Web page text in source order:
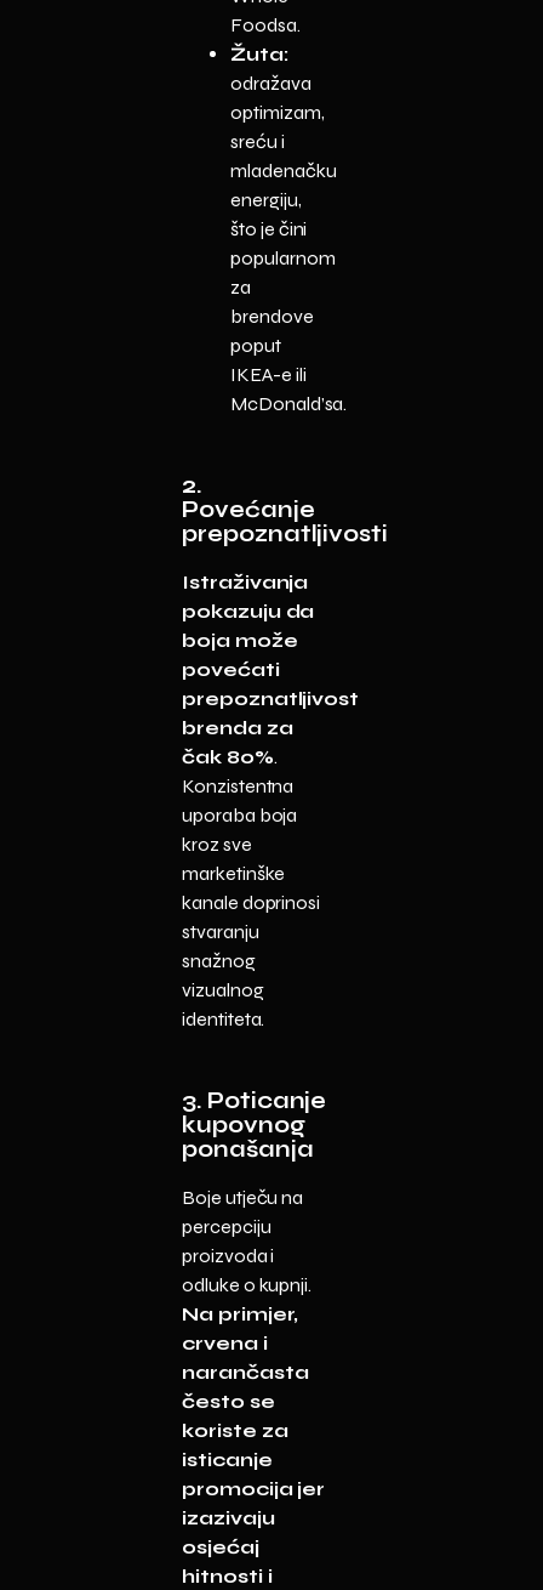
Foodsa.
Žuta:
odražava
optimizam,
sreću i
mladenačku
energiju,
što je čini
popularnom
za
brendove
poput
IKEA-e ili
McDonald’sa.
2.
Povećanje
prepoznatljivosti
Istraživanja
pokazuju da
boja može
povećati
prepoznatljivost
brenda za
čak 80%.
Konzistentna
uporaba boja
kroz sve
marketinške
kanale doprinosi
stvaranju
snažnog
vizualnog
identiteta.
3. Poticanje
kupovnog
ponašanja
Boje utječu na
percepciju
proizvoda i
odluke o kupnji.
Na primjer,
crvena i
narančasta
često se
koriste za
isticanje
promocija jer
izazivaju
osjećaj
hitnosti i